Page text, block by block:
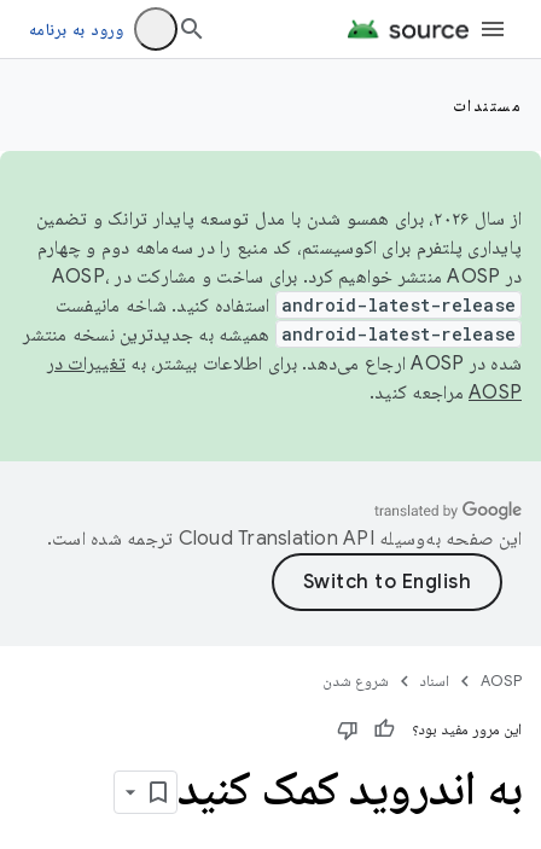
ورود به برنامه
مستندات
از سال ۲۰۲۶، برای همسو شدن با مدل توسعه پایدار ترانک و تضمین
پایداری پلتفرم برای اکوسیستم، کد منبع را در سه‌ماهه دوم و چهارم
در AOSP منتشر خواهیم کرد. برای ساخت و مشارکت در AOSP،
android-latest-release استفاده کنید. شاخه مانیفست
android-latest-release
همیشه به جدیدترین نسخه منتشر
شده در AOSP ارجاع می‌دهد. برای اطلاعات بیشتر، به
تغییرات در
AOSP مراجعه کنید.
این صفحه به‌وسیله ترجمه شده است.
AOSP اسناد شروع شدن
این مرور مفید بود؟
به اندروید کمک کنید